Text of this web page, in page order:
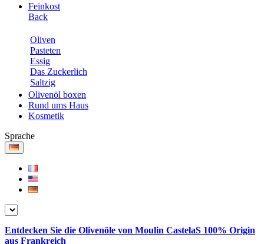
Feinkost
Back
Oliven
Pasteten
Essig
Das Zuckerlich
Saltzig
Olivenöl boxen
Rund ums Haus
Kosmetik
Sprache
Entdecken Sie die Olivenöle von Moulin CastelaS 100% Origin
aus Frankreich